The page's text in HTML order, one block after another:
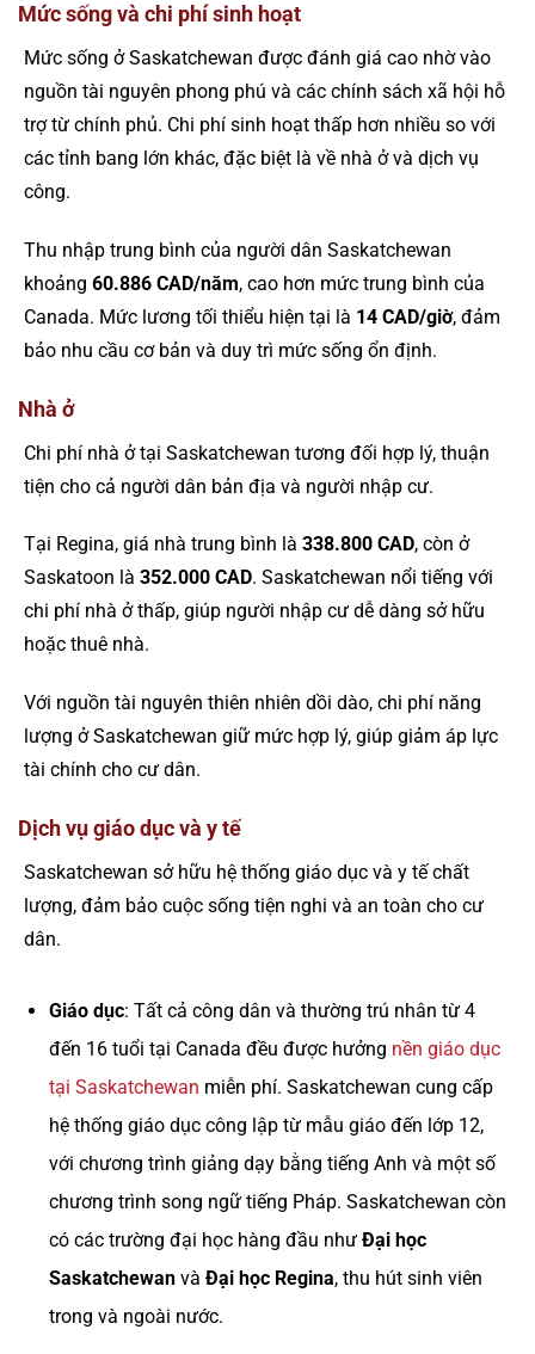
Mức sống và chi phí sinh hoạt
Mức sống ở Saskatchewan được đánh giá cao nhờ vào
nguồn tài nguyên phong phú và các chính sách xã hội hỗ
trợ từ chính phủ. Chi phí sinh hoạt thấp hơn nhiều so với
các tỉnh bang lớn khác, đặc biệt là về nhà ở và dịch vụ
công.
Thu nhập trung bình của người dân Saskatchewan
khoảng 60.886 CAD/năm, cao hơn mức trung bình của
Canada. Mức lương tối thiểu hiện tại là 14 CAD/giờ, đảm
bảo nhu cầu cơ bản và duy trì mức sống ổn định.
Nhà ở
Chi phí nhà ở tại Saskatchewan tương đối hợp lý, thuận
tiện cho cả người dân bản địa và người nhập cư.
Tại Regina, giá nhà trung bình là 338.800 CAD, còn ở
Saskatoon là 352.000 CAD. Saskatchewan nổi tiếng với
chi phí nhà ở thấp, giúp người nhập cư dễ dàng sở hữu
hoặc thuê nhà.
Với nguồn tài nguyên thiên nhiên dồi dào, chi phí năng
lượng ở Saskatchewan giữ mức hợp lý, giúp giảm áp lực
tài chính cho cư dân.
Dịch vụ giáo dục và y tế
Saskatchewan sở hữu hệ thống giáo dục và y tế chất
lượng, đảm bảo cuộc sống tiện nghi và an toàn cho cư
dân.
Giáo dục: Tất cả công dân và thường trú nhân từ 4
đến 16 tuổi tại Canada đều được hưởng nền giáo dục
tại Saskatchewan miễn phí. Saskatchewan cung cấp
hệ thống giáo dục công lập từ mẫu giáo đến lớp 12,
với chương trình giảng dạy bằng tiếng Anh và một số
chương trình song ngữ tiếng Pháp. Saskatchewan còn
có các trường đại học hàng đầu như Đại học
Saskatchewanvà Đại học Regina, thu hút sinh viên
trong và ngoài nước.